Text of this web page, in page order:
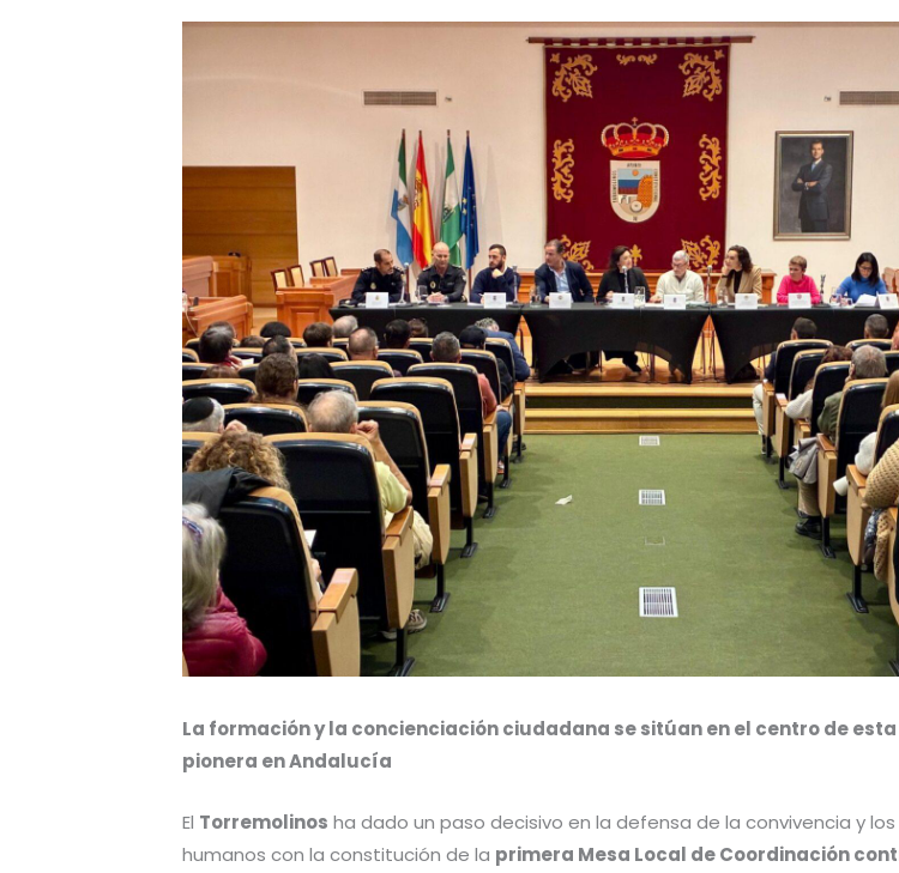
La formación y la concienciación ciudadana se sitúan en el centro de
pionera en Andalucía
El Torremolinos ha dado un paso decisivo en la defensa de la convivencia y
humanos con la constitución de la primera Mesa Local de Coordinación